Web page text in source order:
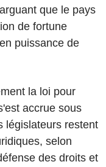
que le pays
de fortune
puissance de
la loi pour
accrue sous
législateurs restent
selon
des droits et